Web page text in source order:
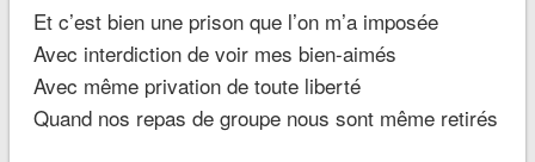
Et c’est bien une prison que l’on m’a imposée
Avec interdiction de voir mes bien-aimés
Avec même privation de toute liberté
Quand nos repas de groupe nous sont même retirés